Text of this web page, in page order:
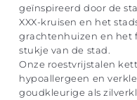
geïnspireerd door de
XXX-kruisen en het
grachtenhuizen en het
stukje van de stad.
Onze roestvrijstalen
hypoallergeen en
goudkleurige als